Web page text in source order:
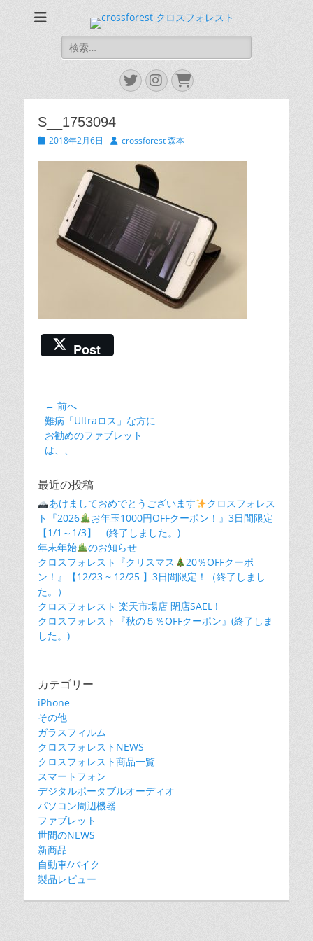
CROSS FOREST
デジタルとアナログの素敵な融合を
検
索:
Twitter
Instagram
お
買
カ
ゴ
S__1753094
投
日
2018年2月6日
投
者
crossforest 森本
Post
投
稿
ナ
ゲ
ー
シ
ョ
ン
← 前へ
前
の
投
難病「Ultraロス」な方に
お勧めのファブレット
は、、
最近の投稿
あけましておめでとうございます
クロスフォレス
ト『2026
お年玉1000円OFFクーポン！』3日間限定
【1/1～1/3】 (終了しました。)
年末年始
のお知らせ
クロスフォレスト『クリスマス
20％OFFクーポ
ン！』【12/23 ~ 12/25 】3日間限定！（終了しまし
た。）
クロスフォレスト 楽天市場店 閉店SAEL !
クロスフォレスト『秋の５％OFFクーポン』(終了しま
した。)
カテゴリー
iPhone
その他
ガラスフィルム
クロスフォレストNEWS
クロスフォレスト商品一覧
スマートフォン
デジタルポータブルオーディオ
パソコン周辺機器
ファブレット
世間のNEWS
新商品
自動車/バイク
製品レビュー